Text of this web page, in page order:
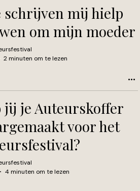
schrijven mij hielp
om mijn moeder
2 minuten om te lezen
jij je Auteurskoffer
voor het
4 minuten om te lezen